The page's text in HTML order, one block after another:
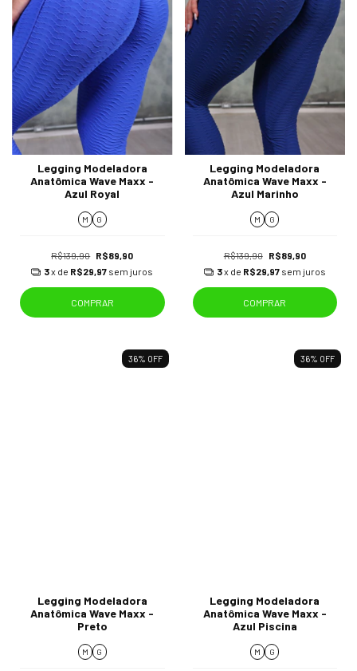
Legging Modeladora
Anatômica Wave Maxx -
Azul Royal
M G
R$139,90 R$89,90
3x de R$29,97 sem juros
COMPRAR
Legging Modeladora
Anatômica Wave Maxx -
Azul Marinho
M G
R$139,90 R$89,90
3x de R$29,97 sem juros
COMPRAR
36% OFF
Legging Modeladora
Anatômica Wave Maxx -
Preto
M G
36% OFF
Legging Modeladora
Anatômica Wave Maxx -
Azul Piscina
M G